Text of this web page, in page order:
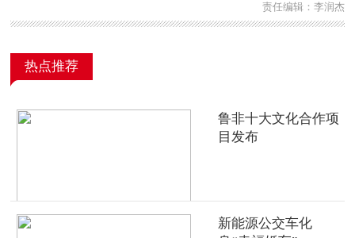
责任编辑：李润杰
热点推荐
鲁非十大文化合作项
目发布
新能源公交车化